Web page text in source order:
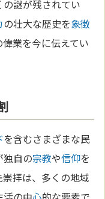
謎が残されてい
の壮大な歴史を象徴
偉業を今に伝えてい
を含むさまざまな民
独自の宗教や信仰を
拝は、多くの地域